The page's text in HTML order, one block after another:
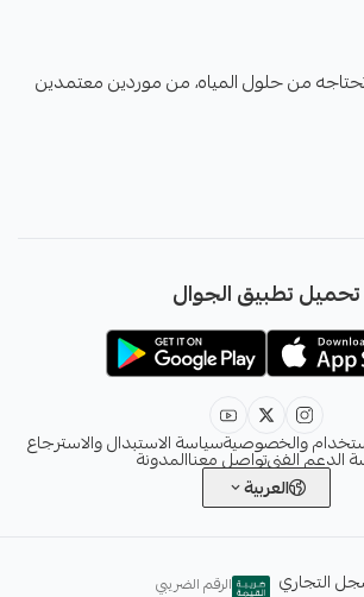
من حلول المياه، من موردين معتمدين
تحميل تطبيق الجوال
والخصوصيةسياسة الاستبدال والاسترجاع
الدعم الفنيتواصل معناالمدونة
العربية
التجاري الرقم الضريبي